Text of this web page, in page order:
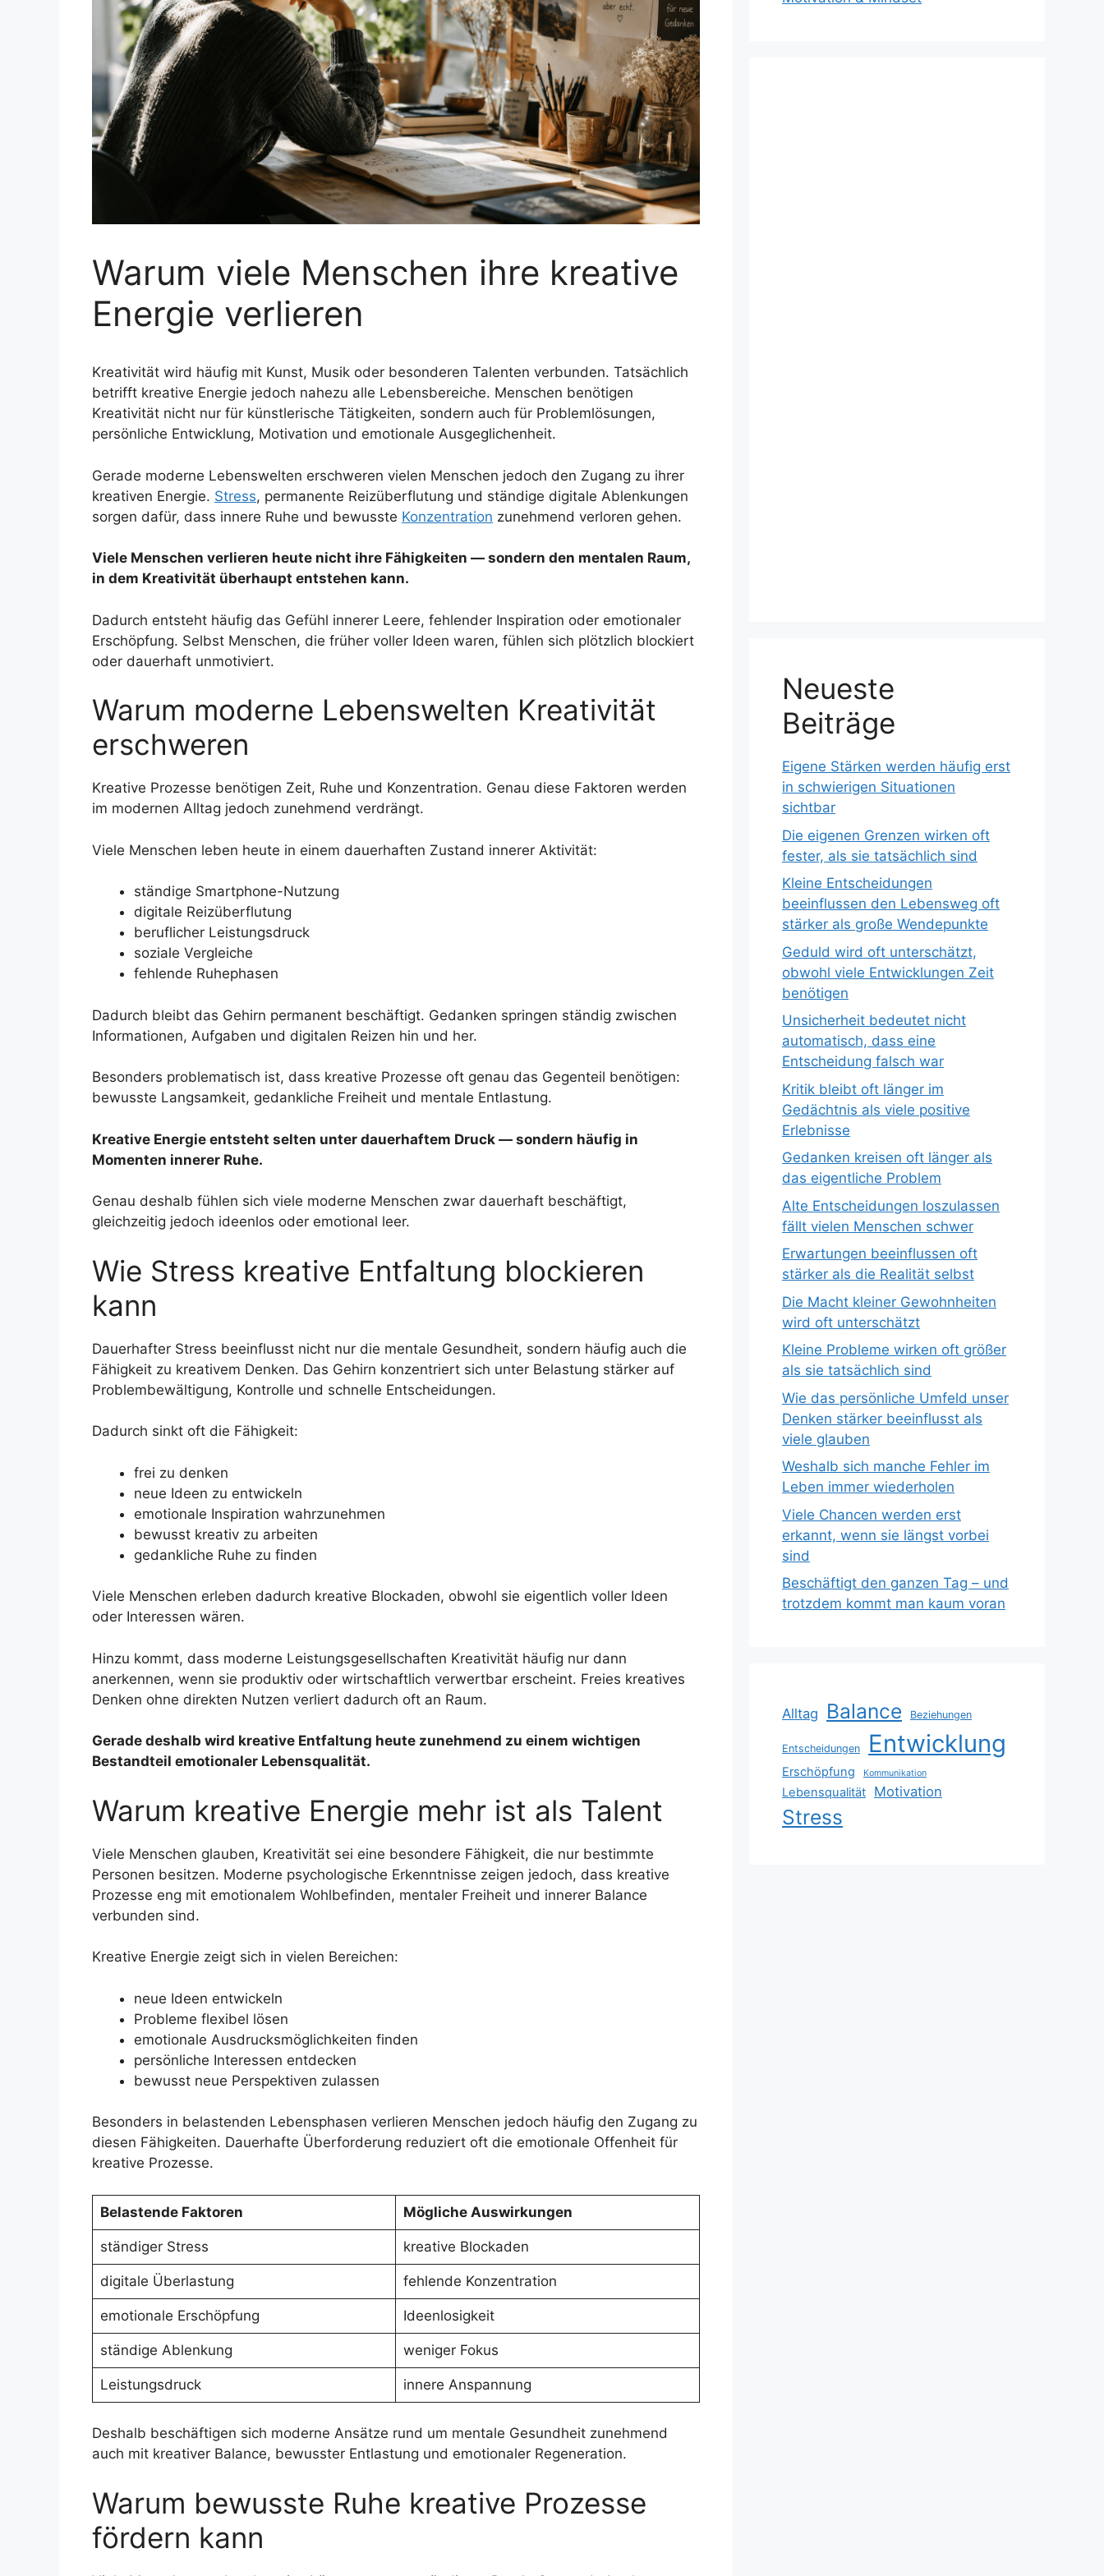
Warum viele Menschen ihre kreative
Energie verlieren
Kreativität wird häufig mit Kunst, Musik oder besonderen Talenten verbunden. Tatsächlich
betrifft kreative Energie jedoch nahezu alle Lebensbereiche. Menschen benötigen
Kreativität nicht nur für künstlerische Tätigkeiten, sondern auch für Problemlösungen,
persönliche Entwicklung, Motivation und emotionale Ausgeglichenheit.
Gerade moderne Lebenswelten erschweren vielen Menschen jedoch den Zugang zu ihrer
kreativen Energie. Stress, permanente Reizüberflutung und ständige digitale Ablenkungen
sorgen dafür, dass innere Ruhe und bewusste Konzentration zunehmend verloren gehen.
Viele Menschen verlieren heute nicht ihre Fähigkeiten — sondern den mentalen Raum,
in dem Kreativität überhaupt entstehen kann.
Dadurch entsteht häufig das Gefühl innerer Leere, fehlender Inspiration oder emotionaler
Erschöpfung. Selbst Menschen, die früher voller Ideen waren, fühlen sich plötzlich blockiert
oder dauerhaft unmotiviert.
Warum moderne Lebenswelten Kreativität
erschweren
Kreative Prozesse benötigen Zeit, Ruhe und Konzentration. Genau diese Faktoren werden
im modernen Alltag jedoch zunehmend verdrängt.
Viele Menschen leben heute in einem dauerhaften Zustand innerer Aktivität:
ständige Smartphone-Nutzung
digitale Reizüberflutung
beruflicher Leistungsdruck
soziale Vergleiche
fehlende Ruhephasen
Dadurch bleibt das Gehirn permanent beschäftigt. Gedanken springen ständig zwischen
Informationen, Aufgaben und digitalen Reizen hin und her.
Besonders problematisch ist, dass kreative Prozesse oft genau das Gegenteil benötigen:
bewusste Langsamkeit, gedankliche Freiheit und mentale Entlastung.
Kreative Energie entsteht selten unter dauerhaftem Druck — sondern häufig in
Momenten innerer Ruhe.
Genau deshalb fühlen sich viele moderne Menschen zwar dauerhaft beschäftigt,
gleichzeitig jedoch ideenlos oder emotional leer.
Wie Stress kreative Entfaltung blockieren
kann
Dauerhafter Stress beeinflusst nicht nur die mentale Gesundheit, sondern häufig auch die
Fähigkeit zu kreativem Denken. Das Gehirn konzentriert sich unter Belastung stärker auf
Problembewältigung, Kontrolle und schnelle Entscheidungen.
Dadurch sinkt oft die Fähigkeit:
frei zu denken
neue Ideen zu entwickeln
emotionale Inspiration wahrzunehmen
bewusst kreativ zu arbeiten
gedankliche Ruhe zu finden
Viele Menschen erleben dadurch kreative Blockaden, obwohl sie eigentlich voller Ideen
oder Interessen wären.
Hinzu kommt, dass moderne Leistungsgesellschaften Kreativität häufig nur dann
anerkennen, wenn sie produktiv oder wirtschaftlich verwertbar erscheint. Freies kreatives
Denken ohne direkten Nutzen verliert dadurch oft an Raum.
Gerade deshalb wird kreative Entfaltung heute zunehmend zu einem wichtigen
Bestandteil emotionaler Lebensqualität.
Warum kreative Energie mehr ist als Talent
Viele Menschen glauben, Kreativität sei eine besondere Fähigkeit, die nur bestimmte
Personen besitzen. Moderne psychologische Erkenntnisse zeigen jedoch, dass kreative
Prozesse eng mit emotionalem Wohlbefinden, mentaler Freiheit und innerer Balance
verbunden sind.
Kreative Energie zeigt sich in vielen Bereichen:
neue Ideen entwickeln
Probleme flexibel lösen
emotionale Ausdrucksmöglichkeiten finden
persönliche Interessen entdecken
bewusst neue Perspektiven zulassen
Besonders in belastenden Lebensphasen verlieren Menschen jedoch häufig den Zugang zu
diesen Fähigkeiten. Dauerhafte Überforderung reduziert oft die emotionale Offenheit für
kreative Prozesse.
Belastende Faktoren Mögliche Auswirkungen
ständiger Stress kreative Blockaden
digitale Überlastung fehlende Konzentration
emotionale Erschöpfung Ideenlosigkeit
ständige Ablenkung weniger Fokus
Leistungsdruck innere Anspannung
Deshalb beschäftigen sich moderne Ansätze rund um mentale Gesundheit zunehmend
auch mit kreativer Balance, bewusster Entlastung und emotionaler Regeneration.
Warum bewusste Ruhe kreative Prozesse
fördern kann
Neueste
Beiträge
Eigene Stärken werden häufig erst
in schwierigen Situationen
sichtbar
Die eigenen Grenzen wirken oft
fester, als sie tatsächlich sind
Kleine Entscheidungen
beeinflussen den Lebensweg oft
stärker als große Wendepunkte
Geduld wird oft unterschätzt,
obwohl viele Entwicklungen Zeit
benötigen
Unsicherheit bedeutet nicht
automatisch, dass eine
Entscheidung falsch war
Kritik bleibt oft länger im
Gedächtnis als viele positive
Erlebnisse
Gedanken kreisen oft länger als
das eigentliche Problem
Alte Entscheidungen loszulassen
fällt vielen Menschen schwer
Erwartungen beeinflussen oft
stärker als die Realität selbst
Die Macht kleiner Gewohnheiten
wird oft unterschätzt
Kleine Probleme wirken oft größer
als sie tatsächlich sind
Wie das persönliche Umfeld unser
Denken stärker beeinflusst als
viele glauben
Weshalb sich manche Fehler im
Leben immer wiederholen
Viele Chancen werden erst
erkannt, wenn sie längst vorbei
sind
Beschäftigt den ganzen Tag – und
trotzdem kommt man kaum voran
Alltag Balance Beziehungen
Entscheidungen Entwicklung
Erschöpfung Kommunikation
Lebensqualität Motivation
Stress